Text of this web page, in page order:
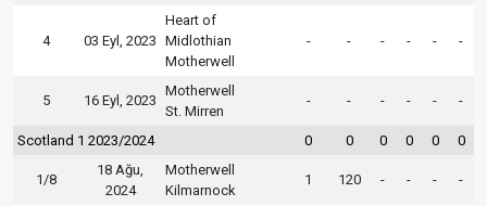
4 03 Eyl, 2023
Heart of
Midlothian
Motherwell
- - - - - -
5 16 Eyl, 2023
Motherwell
St. Mirren
- - - - - -
Scotland 1 2023/2024 0 0 0 0 0 0
1/8
18 Ağu,
2024
Motherwell
Kilmarnock
1 120 - - - -